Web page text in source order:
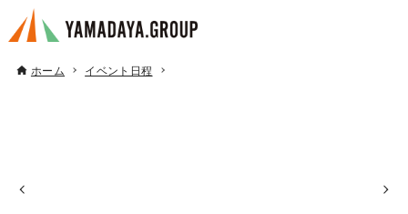
ホーム イベント日程